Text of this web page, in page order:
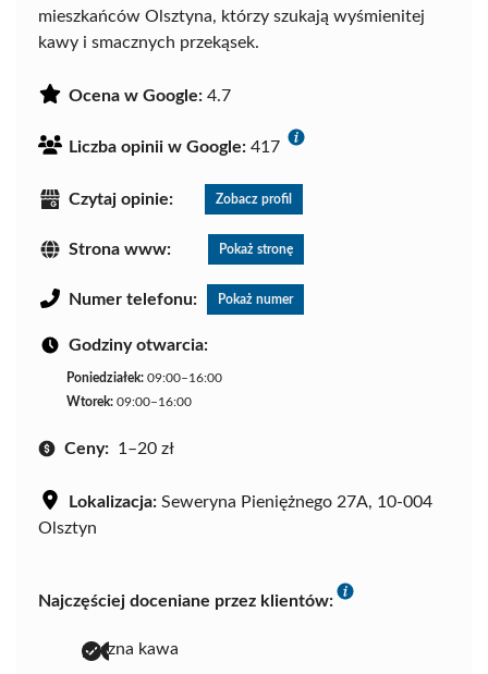
mieszkańców Olsztyna, którzy szukają wyśmienitej
kawy i smacznych przekąsek.
Ocena w Google: 4.7
Liczba opinii w Google: 417
Czytaj opinie: Zobacz profil
Strona www: Pokaż stronę
Numer telefonu: Pokaż numer
Godziny otwarcia:
Poniedziałek: 09:00–16:00
Wtorek: 09:00–16:00
Ceny: 1–20 zł
Lokalizacja: Seweryna Pieniężnego 27A, 10-004
Olsztyn
Najczęściej doceniane przez klientów:
pyszna kawa